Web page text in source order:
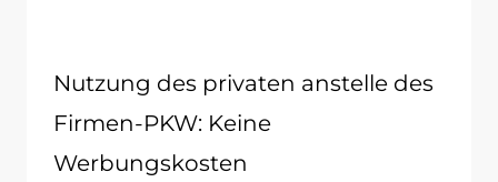
Nutzung des privaten anstelle des
Firmen-PKW: Keine
Werbungskosten